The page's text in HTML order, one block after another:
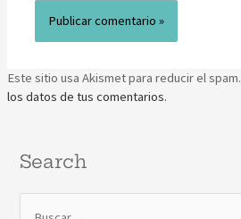
Este sitio usa Akismet para reducir el spam.
los datos de tus comentarios.
Search